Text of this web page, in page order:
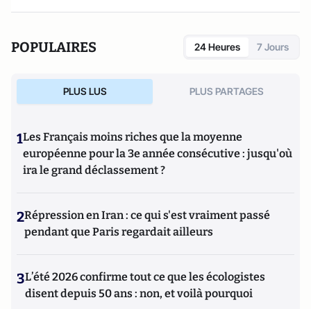
POPULAIRES 24 Heures 7 Jours
PLUS LUS PLUS PARTAGES
1Les Français moins riches que la moyenne
européenne pour la 3e année consécutive : jusqu'où
ira le grand déclassement ?
2Répression en Iran : ce qui s'est vraiment passé
pendant que Paris regardait ailleurs
3L’été 2026 confirme tout ce que les écologistes
disent depuis 50 ans : non, et voilà pourquoi